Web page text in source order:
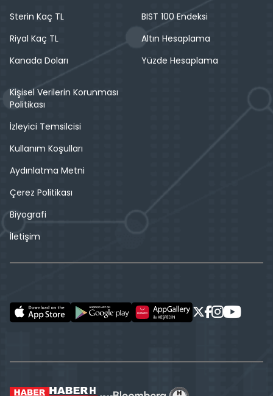
Sterin Kaç TL
Riyal Kaç TL
Kanada Doları
BIST 100 Endeksi
Altın Hesaplama
Yüzde Hesaplama
Kişisel Verilerin Korunması
Politikası
İzleyici Temsilcisi
Kullanım Koşulları
Aydınlatma Metni
Çerez Politikası
Biyografi
İletişim